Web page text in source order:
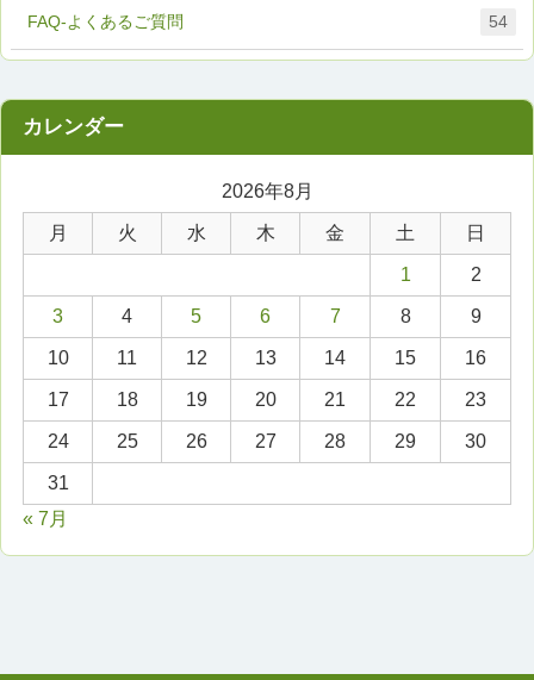
FAQ-よくあるご質問 54
2026年8月
月 火 水 木 金 土 日
1 2
3 4 5 6 7 8 9
10 11 12 13 14 15 16
17 18 19 20 21 22 23
24 25 26 27 28 29 30
31
« 7月